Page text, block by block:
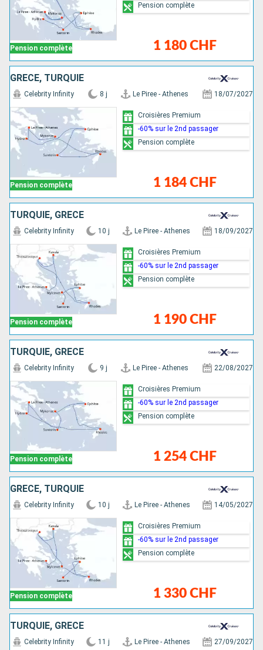
Pension complète 1 180 CHF
Pension complète
GRÈCE, TURQUIE
Pension complète
Celebrity Infinity 8 j Le Piree - Athenes 18/07/2027
1 184 CHF
Croisières Premium
-60% sur le 2nd passager
Pension complète
TURQUIE, GRÈCE
Pension complète
Celebrity Infinity 10 j Le Piree - Athenes 18/09/2027
1 190 CHF
Croisières Premium
-60% sur le 2nd passager
Pension complète
TURQUIE, GRÈCE
Pension complète
Celebrity Infinity 9 j Le Piree - Athenes 22/08/2027
1 254 CHF
Croisières Premium
-60% sur le 2nd passager
Pension complète
GRÈCE, TURQUIE
Pension complète
Celebrity Infinity 10 j Le Piree - Athenes 14/05/2027
1 330 CHF
Croisières Premium
-60% sur le 2nd passager
Pension complète
TURQUIE, GRÈCE
Celebrity Infinity 11 j Le Piree - Athenes 27/09/2027